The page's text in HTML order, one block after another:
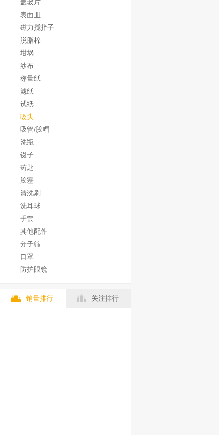
盖玻片
表面皿
磁力搅拌子
脱脂棉
坩埚
纱布
称量纸
滤纸
试纸
吸头
吸管/胶帽
洗瓶
镊子
药匙
胶塞
清洗刷
洗耳球
手套
其他配件
分子筛
口罩
防护眼镜
销量排行 关注排行